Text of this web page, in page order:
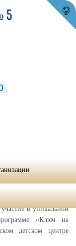
2025 года ученики
Яков и Ровный
в уникальной
«Ключ на
детском центре
5